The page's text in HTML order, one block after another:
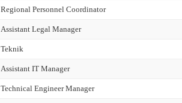
Regional Personnel Coordinator
Assistant Legal Manager
Teknik
Assistant IT Manager
Technical Engineer Manager